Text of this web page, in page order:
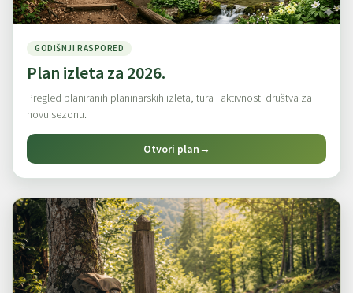
GODIŠNJI RASPORED
Plan izleta za 2026.
Pregled planiranih planinarskih izleta, tura i aktivnosti društva za
novu sezonu.
Otvori plan→